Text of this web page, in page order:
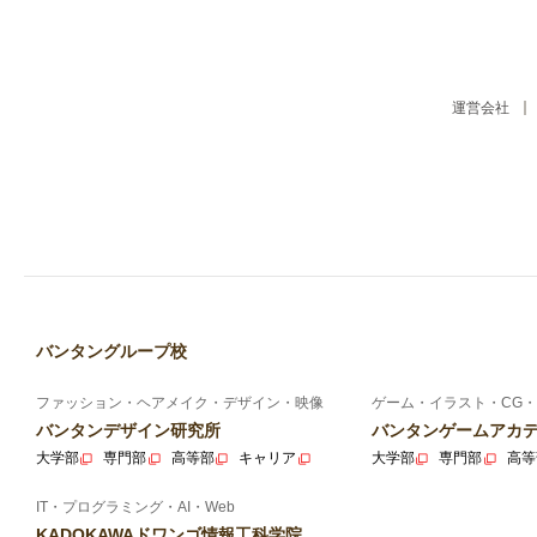
運営会社
バンタングループ校
ファッション・ヘアメイク・デザイン・映像
バンタンデザイン研究所
大学部 専門部 高等部 キャリア
ゲーム・イラスト・CG
バンタンゲームアカ
大学部 専門部 高
IT・プログラミング・AI・Web